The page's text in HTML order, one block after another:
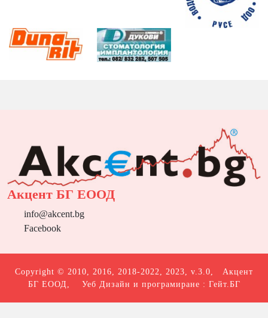
Акцент БГ ЕООД
info@akcent.bg
Facebook
Copyright © 2010, 2016, 2018-2022, 2023, v.3.0, Акцент
БГ ЕООД , Уеб Дизайн и програмиране : Гейт.БГ